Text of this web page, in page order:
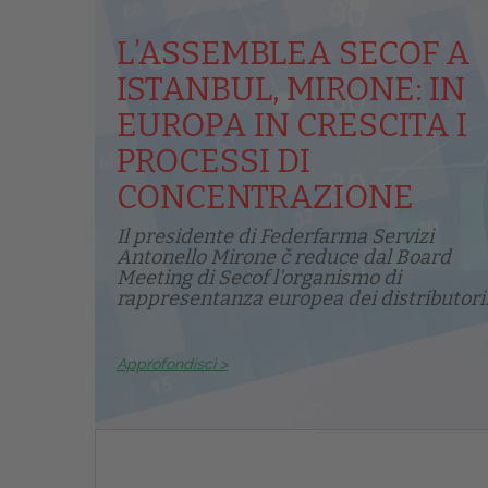
L’ASSEMBLEA SECOF A
ISTANBUL, MIRONE: IN
EUROPA IN CRESCITA I
PROCESSI DI
CONCENTRAZIONE
Il presidente di Federfarma Servizi
Antonello Mirone č reduce dal Board
Meeting di Secof l'organismo di
rappresentanza europea dei
Approfondisci >